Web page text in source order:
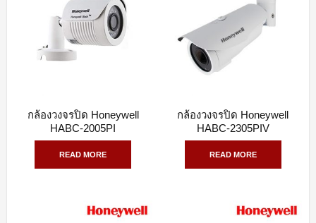
QUICK VIEW
กล้องวงจรปิด Honeywell
HABC-2005PI
READ MORE
QUICK VIEW
กล้องวงจรปิด Honeywell
HABC-2305PIV
READ MORE